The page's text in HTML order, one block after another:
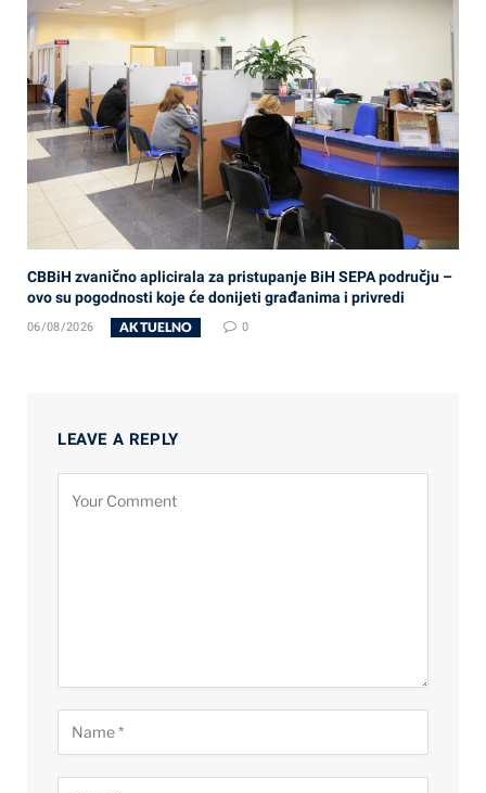
CBBiH zvanično aplicirala za pristupanje BiH SEPA području –
ovo su pogodnosti koje će donijeti građanima i privredi
06/08/2026 AKTUELNO 0
LEAVE A REPLY